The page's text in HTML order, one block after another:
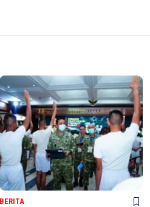
BERITA